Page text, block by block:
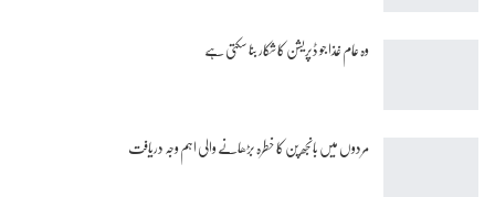
وہ عام غذا جو ڈپریشن کا شکار بنا سکتی ہے
مردوں میں بانجھ پن کا خطرہ بڑھانے والی اہم وجہ دریافت